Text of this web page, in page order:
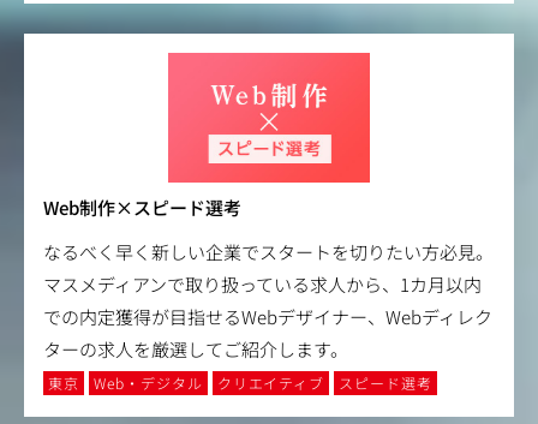
Web制作×スピード選考
なるべく早く新しい企業でスタートを切りたい方必見。
マスメディアンで取り扱っている求人から、1カ月以内
での内定獲得が目指せるWebデザイナー、Webディレク
ターの求人を厳選してご紹介します。
東京 Web・デジタル クリエイティブ スピード選考